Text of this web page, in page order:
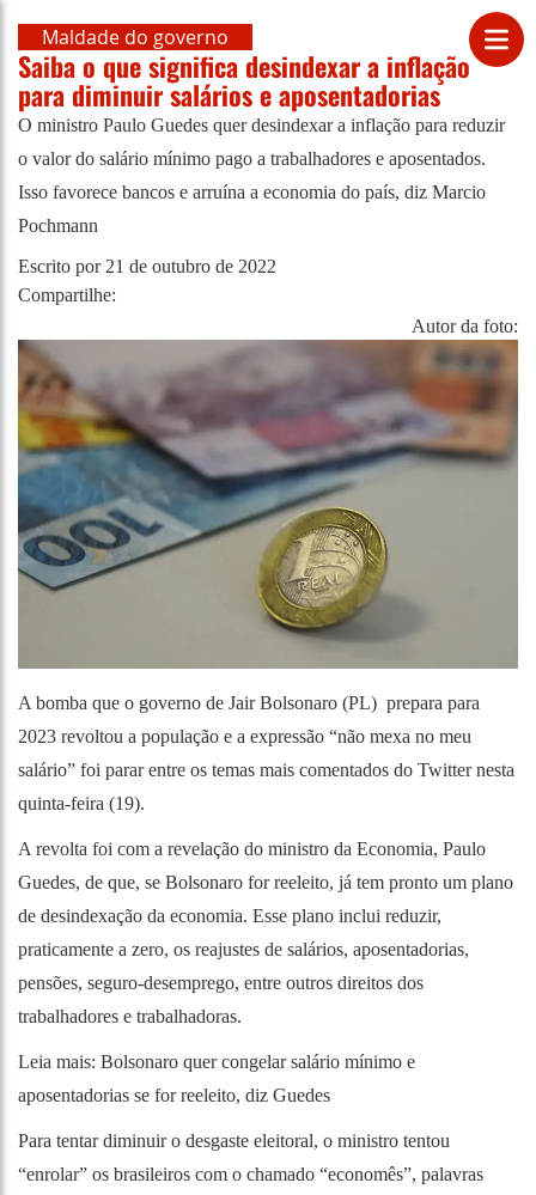
Maldade do governo
Saiba o que significa desindexar a inflação
para diminuir salários e aposentadorias
O ministro Paulo Guedes quer desindexar a inflação para reduzir
o valor do salário mínimo pago a trabalhadores e aposentados.
Isso favorece bancos e arruína a economia do país, diz Marcio
Pochmann
Escrito por 21 de outubro de 2022
Compartilhe:
Autor da foto:
A bomba que o governo de Jair Bolsonaro (PL) prepara para
2023 revoltou a população e a expressão “não mexa no meu
salário” foi parar entre os temas mais comentados do Twitter nesta
quinta-feira (19).
A revolta foi com a revelação do ministro da Economia, Paulo
Guedes, de que, se Bolsonaro for reeleito, já tem pronto um plano
de desindexação da economia. Esse plano inclui reduzir,
praticamente a zero, os reajustes de salários, aposentadorias,
pensões, seguro-desemprego, entre outros direitos dos
trabalhadores e trabalhadoras.
Leia mais: Bolsonaro quer congelar salário mínimo e
aposentadorias se for reeleito, diz Guedes
Para tentar diminuir o desgaste eleitoral, o ministro tentou
“enrolar” os brasileiros com o chamado “economês”, palavras